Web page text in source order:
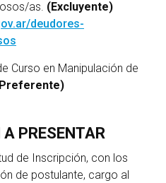
as. (Excluyente)
deudores-
Curso en Manipulación de
PRESENTAR
de Inscripción, con los
de postulante, cargo al